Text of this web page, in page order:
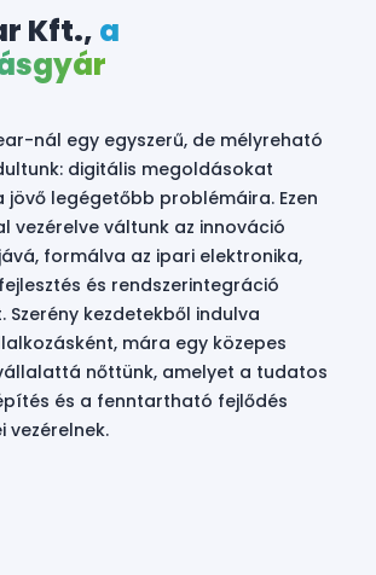
Kft., a
nál egy egyszerű, de mélyreható
digitális megoldásokat
jövő legégetőbb problémáira. Ezen
vezérelve váltunk az innováció
formálva az ipari elektronika,
és rendszerintegráció
Szerény kezdetekből indulva
mára egy közepes
nőttünk, amelyet a tudatos
és a fenntartható fejlődés
vezérelnek.